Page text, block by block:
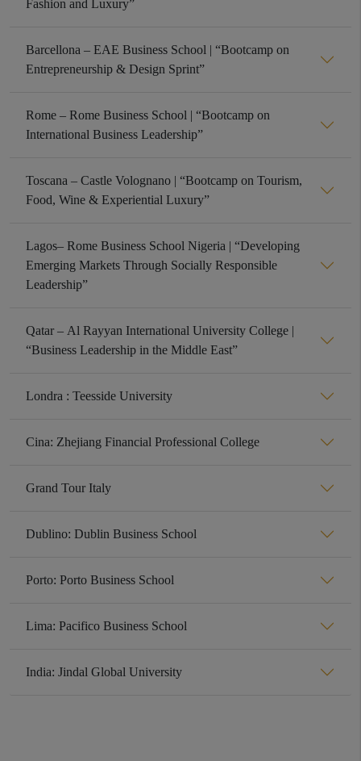
Fashion and Luxury”
Barcellona – EAE Business School | “Bootcamp on
Entrepreneurship & Design Sprint”
Rome – Rome Business School | “Bootcamp on
International Business Leadership”
Toscana – Castle Volognano | “Bootcamp on Tourism,
Food, Wine & Experiential Luxury”
Lagos– Rome Business School Nigeria | “Developing
Emerging Markets Through Socially Responsible
Leadership”
Qatar – Al Rayyan International University College |
“Business Leadership in the Middle East”
Londra : Teesside University
Cina: Zhejiang Financial Professional College
Grand Tour Italy
Dublino: Dublin Business School
Porto: Porto Business School
Lima: Pacifico Business School
India: Jindal Global University